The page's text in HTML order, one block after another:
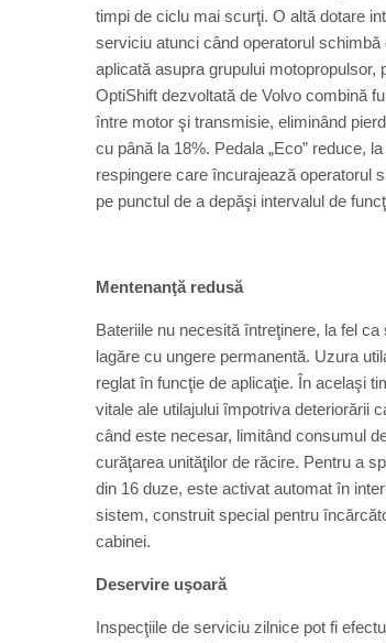
timpi de ciclu mai scurţi. O altă dotare
serviciu atunci când operatorul
aplicată asupra grupului motopropulsor,
OptiShift dezvoltată de Volvo combină
între motor şi transmisie, eliminând
cu până la 18%. Pedala „Eco” reduce,
respingere care încurajează operatorul
pe punctul de a depăşi intervalul de
Mentenanţă redusă
Bateriile nu necesită întreţinere, la fel
lagăre cu ungere permanentă. Uzura
reglat în funcţie de aplicaţie. În acelaşi
vitale ale utilajului împotriva deteriorării
când este necesar, limitând consumul
curăţarea unităţilor de răcire. Pentru a
din 16 duze, este activat automat în
sistem, construit special pentru
cabinei.
Deservire uşoară
Inspecţiile de serviciu zilnice pot fi